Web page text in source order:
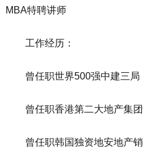
MBA特聘讲师
工作经历：
曾任职世界500强中建三局
曾任职香港第二大地产集团
曾任职韩国独资地安地产销